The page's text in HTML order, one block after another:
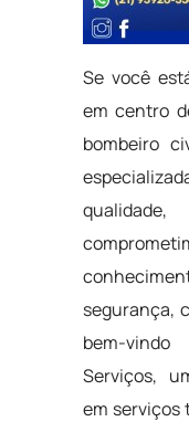
Se você
em centro
bombeiro
qualidade,
segurança,
bem-
Serviços,
em serviços